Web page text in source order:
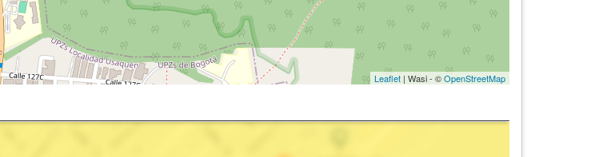
Leaflet | Wasi - ©OpenStreetMap